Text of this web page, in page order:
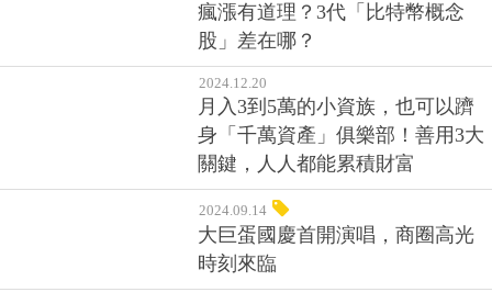
瘋漲有道理？3代「比特幣概念
股」差在哪？
2024.12.20
月入3到5萬的小資族，也可以躋
身「千萬資產」俱樂部！善用3大
關鍵，人人都能累積財富
2024.09.14
大巨蛋國慶首開演唱，商圈高光
時刻來臨